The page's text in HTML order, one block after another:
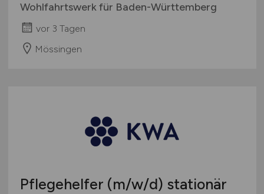
Wohlfahrtswerk für Baden-Württemberg
vor 3 Tagen
Mössingen
Pflegehelfer (m/w/d) stationär